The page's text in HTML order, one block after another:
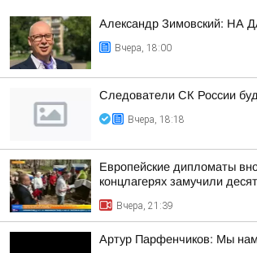
Александр Зимовский:
Вчера, 18:00
Следователи СК России
Вчера, 18:18
Европейские дипломаты
концлагерях замучили
Вчера, 21:39
Артур Парфенчиков: Мы